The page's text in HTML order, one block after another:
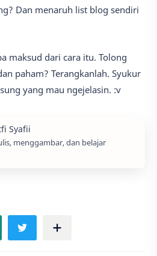
Dan menaruh list blog sendiri
maksud dari cara itu. Tolong
paham? Terangkanlah. Syukur
yang mau ngejelasin. :v
menggambar, dan belajar